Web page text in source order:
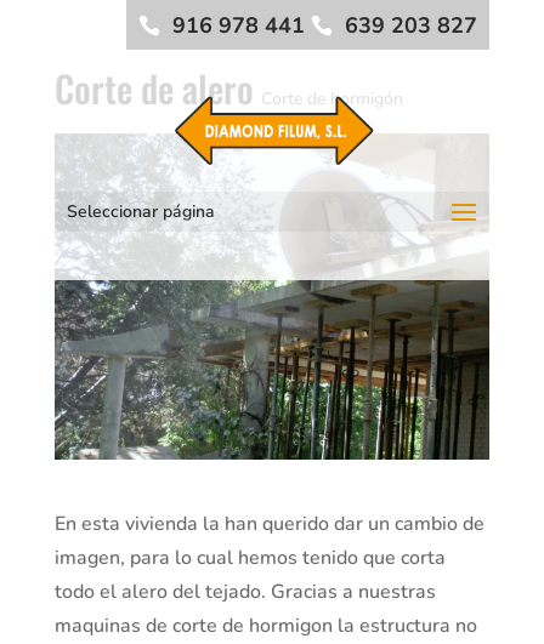
916 978 441 639 203 827
Seleccionar página
Corte de alero Corte de hormigón
En esta vivienda la han querido dar un cambio de
imagen, para lo cual hemos tenido que corta
todo el alero del tejado. Gracias a nuestras
maquinas de corte de hormigon la estructura no